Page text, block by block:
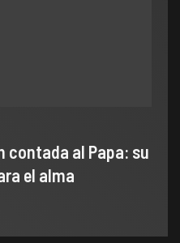
contada al Papa: su
el alma